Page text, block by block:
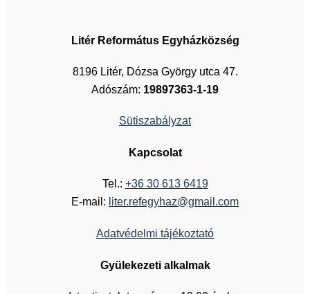
Litér Református Egyházközség
8196 Litér, Dózsa György utca 47.
Adószám: 19897363-1-19
Sütiszabályzat
Kapcsolat
Tel.: +36 30 613 6419
E-mail: liter.refegyhaz@gmail.com
Adatvédelmi tájékoztató
Gyülekezeti alkalmak